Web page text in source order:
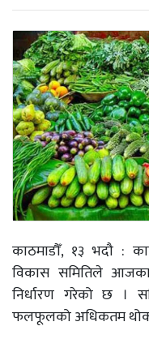
काठमाडौँ, १३ भदौ :
विकास समितिले
निर्धारण गरेको छ ।
फलफूलको अधिकतम थोक